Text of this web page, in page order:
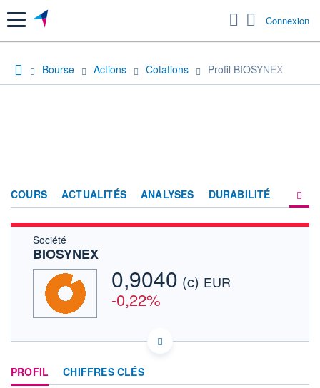
Menu Connexion
Bourse Actions Cotations Profil BIOSYNEX
COURS ACTUALITÉS ANALYSES DURABILITÉ
FORUM
ACTIONNAIRES
Société
BIOSYNEX
0,9040 (c) EUR
-0,22%
EURONEXT PARIS DONNÉES TEMPS RÉEL
Cotation sur les autres places
PROFIL CHIFFRES CLÉS